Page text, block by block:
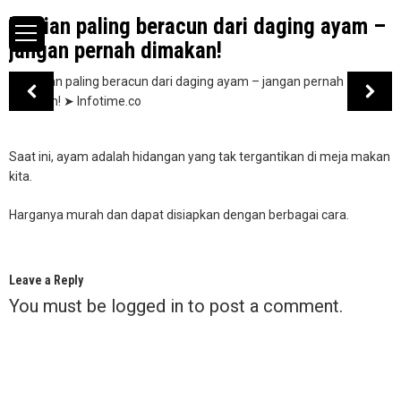
Bagian paling beracun dari daging ayam –
jangan pernah dimakan!
Saat ini, ayam adalah hidangan yang tak tergantikan di meja makan
kita.
Harganya murah dan dapat disiapkan dengan berbagai cara.
Leave a Reply
You must be logged in to post a comment.